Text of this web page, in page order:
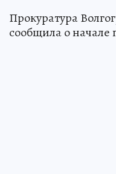
Прокуратура
сообщила о начале